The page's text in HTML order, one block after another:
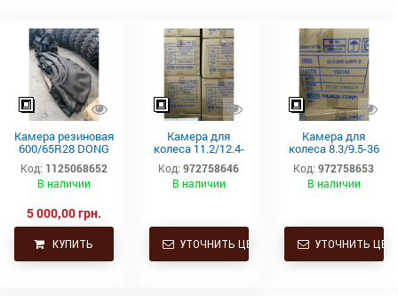
Камера резиновая
600/65R28 DONG
AH TR218A
Код: 1125068652
В наличии
5 000,00 грн.
КУПИТЬ
Камера для
колеса 11.2/12.4-
36 TR218A Kabat
Код: 972758646
В наличии
УТОЧНИТЬ ЦЕНУ
Камера для
колеса 8.3/9.5-36
TR218A Kabat
Код: 972758653
В наличии
УТОЧНИТЬ